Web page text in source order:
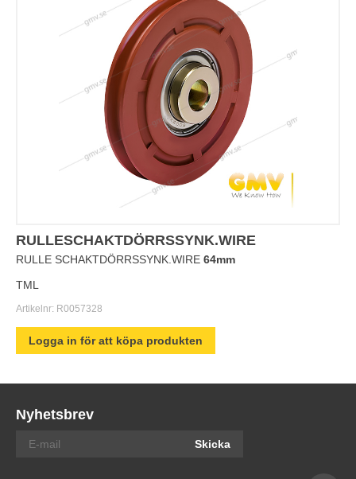
RULLESCHAKTDÖRRSSYNK.WIRE
RULLE SCHAKTDÖRRSSYNK.WIRE 64mm
TML
Artikelnr: R0057328
Logga in för att köpa produkten
Nyhetsbrev
Skicka